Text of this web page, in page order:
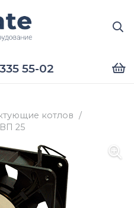
55-02
котлов /
25